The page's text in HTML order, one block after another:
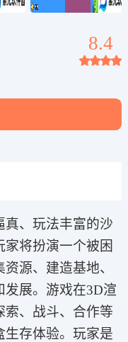
8.4
真、玩法丰富的沙
将扮演一个被困
源、建造基地、
发展。游戏在3D渲
索、战斗、合作等
生存体验。玩家是